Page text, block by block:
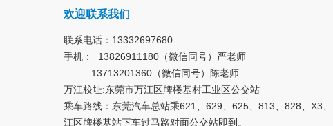
欢迎联系我们
联系电话：13332697680
手机： 13826911180（微信同号）严老师
13713201360（微信同号）陈老师
万江校址:东莞市万江区牌楼基村工业区公交站
乘车路线：东莞汽车总站乘621、629、625、813、828、X3
江区牌楼基站下车过马路对面公交站即到。